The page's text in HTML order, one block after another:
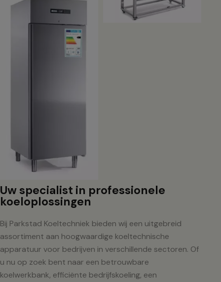
Uw specialist in professionele
koeloplossingen
Bij Parkstad Koeltechniek bieden wij een uitgebreid
assortiment aan hoogwaardige koeltechnische
apparatuur voor bedrijven in verschillende sectoren. Of
u nu op zoek bent naar een betrouwbare
koelwerkbank, efficiënte bedrijfskoeling, een